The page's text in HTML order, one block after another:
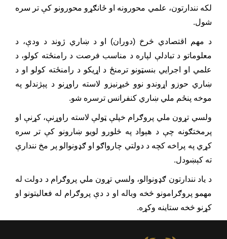
لکه نندارتون، علمي محورونه او ځانګړو محورونو کې تر سره
شول.
د مهم اقتصادي څرخ (دوران) او د ښاري ژوند د ودې، د
معلوماتو د تبادلې لپاره د مناسب فرصت د رامنځته کولو، د
علمي او اجرایي بنسټونو ترمنځ د اړیکو د رامنځته کولو او د
ښاري حوزو اړوندو نوو څیړنیزو لاسته راوړنو د پېژندلو په
موخه پنځم ملي ښاري کنفرانس ترسره شو.
ولسي تړون ملي پروګرام خپلې ټولې لاسته راوړنې، کړنې او
پرمختګونه چې د هېواد په څلورو لویو ښارونو کې تر سره
کړي په پراخه کچه د دولتي چارواګو او ګډونوالو پر مخ نندارې
ته کېښودل.
د یاد نندارتون ګډونوالو، ولسي تړون ملي پروګرام د دولت له
مهمو پروګرامونو څخه وباله او د دې پروګرام له فعالیتونو او
کړنو څخه ستاینه وکړه.